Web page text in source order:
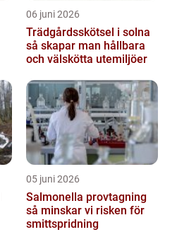
06 juni 2026
Trädgårdsskötsel i solna
så skapar man hållbara
och välskötta utemiljöer
05 juni 2026
Salmonella provtagning
så minskar vi risken för
smittspridning